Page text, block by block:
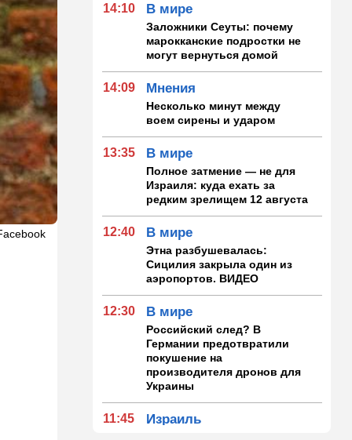
14:10 В мире
Заложники Сеуты: почему
марокканские подростки не
могут вернуться домой
14:09 Мнения
Несколько минут между
воем сирены и ударом
13:35 В мире
Полное затмение — не для
Израиля: куда ехать за
редким зрелищем 12 августа
12:40 В мире
Этна разбушевалась:
Сицилия закрыла один из
аэропортов. ВИДЕО
12:30 В мире
Российский след? В
Германии предотвратили
покушение на
производителя дронов для
Украины
11:45 Израиль